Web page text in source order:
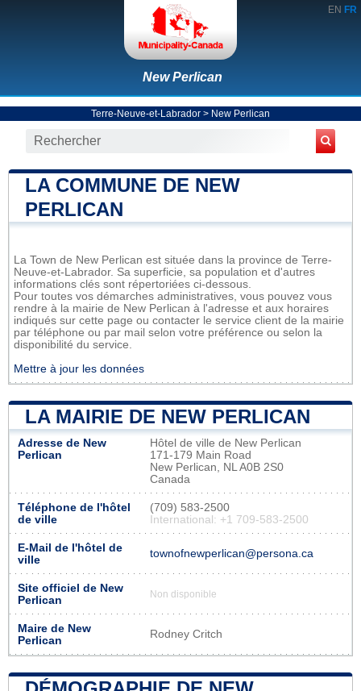
EN FR
New Perlican
Terre-Neuve-et-Labrador > New Perlican
LA COMMUNE DE NEW
PERLICAN
La Town de New Perlican est située dans la province de Terre-
Neuve-et-Labrador. Sa superficie, sa population et d'autres
informations clés sont répertoriées ci-dessous.
Pour toutes vos démarches administratives, vous pouvez vous
rendre à la mairie de New Perlican à l'adresse et aux horaires
indiqués sur cette page ou contacter le service client de la mairie
par téléphone ou par mail selon votre préférence ou selon la
disponibilité du service.
Mettre à jour les données
LA MAIRIE DE NEW PERLICAN
Adresse de New
Perlican
Hôtel de ville de New Perlican
171-179 Main Road
New Perlican, NL A0B 2S0
Canada
Téléphone de l'hôtel
de ville
(709) 583-2500
International: +1 709-583-2500
E-Mail de l'hôtel de
ville
townofnewperlican@persona.ca
Site officiel de New
Perlican
Non disponible
Maire de New
Perlican
Rodney Critch